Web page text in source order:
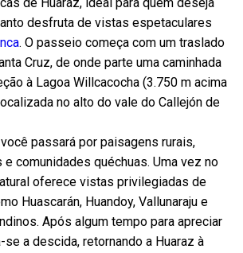
desfruta de vistas espetaculares
. O passeio começa com um traslado
Cruz, de onde parte uma caminhada
à Lagoa Willcacocha (3.750 m acima
no alto do vale do Callejón de
passará por paisagens rurais,
comunidades quéchuas. Uma vez no
oferece vistas privilegiadas de
Huascarán, Huandoy, Vallunaraju e
Após algum tempo para apreciar
a descida, retornando a Huaraz à